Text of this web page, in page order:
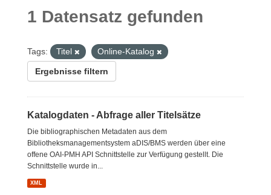
1 Datensatz gefunden
Tags: Titel Online-Katalog
Ergebnisse filtern
Katalogdaten - Abfrage aller Titelsätze
Die bibliographischen Metadaten aus dem
Bibliotheksmanagementsystem aDIS/BMS werden über eine
offene OAI-PMH API Schnittstelle zur Verfügung gestellt. Die
Schnittstelle wurde in...
XML